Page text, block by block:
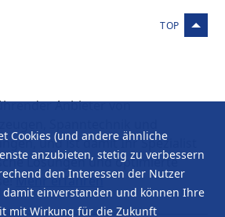
Anbieter von
und ist damit Ihr Spezialist
Lösungen und optimierte
Mehr erfahren
Cookies (und andere ähnliche
anzubieten, stetig zu verbessern
den Interessen der Nutzer
damit einverstanden und können Ihre
mit Wirkung für die Zukunft